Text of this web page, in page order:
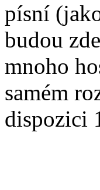
písní
budou
mnoho
samém
dispozici